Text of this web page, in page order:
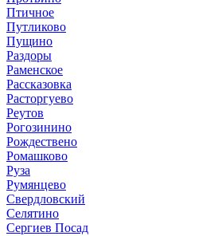
Птичное
Путликово
Пущино
Раздоры
Раменское
Рассказовка
Расторгуево
Реутов
Рогозинино
Рождествено
Ромашково
Руза
Румянцево
Свердловский
Селятино
Сергиев Посад